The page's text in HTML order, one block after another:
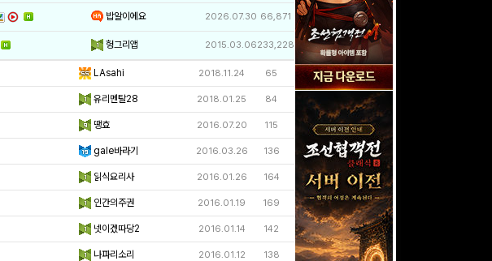
밥알이에요 2026.07.30 66,871
헝그리앱 2015.03.06233,228
LAsahi 2018.11.24 65
유리멘탈28 2018.01.25 84
땡효 2016.07.20 115
gale바라기 2016.03.26 136
읽식요리사 2016.01.26 164
인간의주권 2016.01.19 169
넷이겠따당2 2016.01.14 142
나파리소리 2016.01.12 138